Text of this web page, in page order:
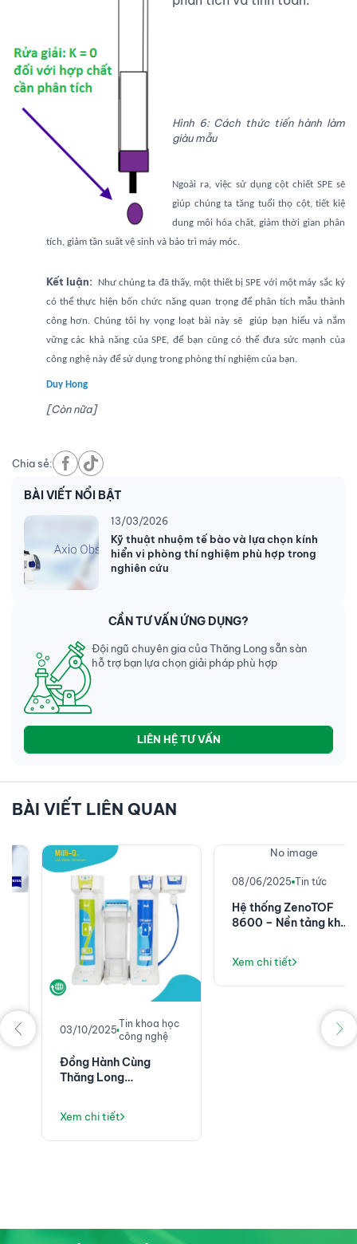
Hình 6: Cách thức tiến hành làm
giàu mẫu
Ngoài ra, việc sử dụng cột chiết SPE sẽ
giúp chúng ta tăng tuổi thọ cột, tiết kiệ
dung môi hóa chất, giảm thời gian phân
tích, giảm tần suất vệ sinh và bảo trì máy móc.
Kết luận:
Như chúng ta đã thấy, một thiết bị SPE với một máy sắc ký
có thể thực hiện bốn chức năng quan trọng để phân tích mẫu thành
công hơn. Chúng tôi hy vọng loạt bài này sẽ giúp bạn hiểu và nắm
vững các khả năng của SPE, để bạn cũng có thể đưa sức mạnh của
công nghệ này để sử dụng trong phòng thí nghiệm của bạn.
Duy Hong
[Còn nữa]
Chia sẻ:
BÀI VIẾT NỔI BẬT
13/03/2026
Kỹ thuật nhuộm tế bào và lựa chọn kính
hiển vi phòng thí nghiệm phù hợp trong
nghiên cứu
CẦN TƯ VẤN ỨNG DỤNG?
Đội ngũ chuyên gia của Thăng Long sẵn sàn
hỗ trợ bạn lựa chọn giải pháp phù hợp
LIÊN HỆ TƯ VẤN
BÀI VIẾT LIÊN QUAN
03/10/2025
Tin khoa học
công nghệ
Đồng Hành Cùng
Thăng Long
Chỉ Là Máy Lọc Nước,
Mà Là Giải Pháp Vận
Hành Phòng Thí
Xem chi tiết
No image
08/06/2025 Tin tức
Hệ thống ZenoTOF
8600 – Nền tảng khối
độ nhạy đột phá
Xem chi tiết